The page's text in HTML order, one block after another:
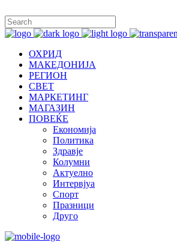
ОХРИД
МАКЕДОНИЈА
РЕГИОН
СВЕТ
МАРКЕТИНГ
МАГАЗИН
ПОВЕЌЕ
Економија
Политика
Здравје
Колумни
Актуелно
Интервјуа
Спорт
Празници
Друго